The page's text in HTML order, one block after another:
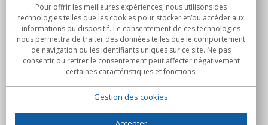
Notre société
Engagements
Achats
Pour offrir les meilleures expériences, nous utilisons des
technologies telles que les cookies pour stocker et/ou accéder aux
informations du dispositif. Le consentement de ces technologies
nous permettra de traiter des données telles que le comportement
de navigation ou les identifiants uniques sur ce site. Ne pas
consentir ou retirer le consentement peut affecter négativement
certaines caractéristiques et fonctions.
Gestion des cookies